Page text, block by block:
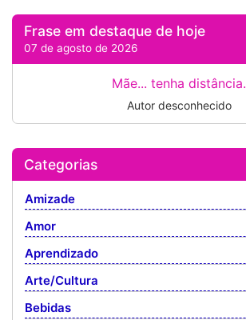
Frase em destaque de hoje
07 de agosto de 2026
Mãe... tenha distância.
Autor desconhecido
Categorias
Amizade
Amor
Aprendizado
Arte/Cultura
Bebidas